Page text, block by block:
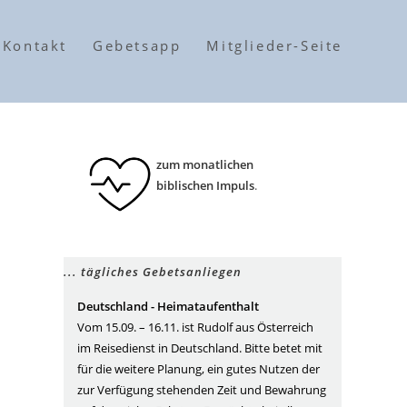
Kontakt Gebetsapp Mitglieder-Seite
zum monatlichen
biblischen Impuls.
... tägliches Gebetsanliegen
Deutschland - Heimataufenthalt
Vom 15.09. – 16.11. ist Rudolf aus Österreich
im Reisedienst in Deutschland. Bitte betet mit
für die weitere Planung, ein gutes Nutzen der
zur Verfügung stehenden Zeit und Bewahrung